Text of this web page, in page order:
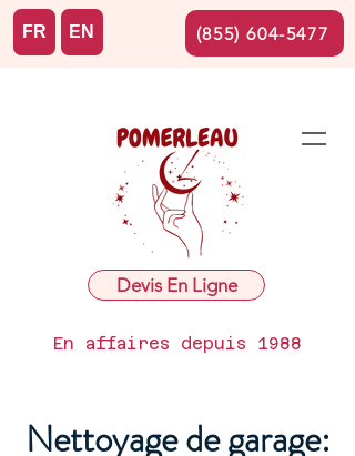
Devis En Ligne
En affaires depuis 1988
FR EN (855) 604-5477
Nettoyage de garage: